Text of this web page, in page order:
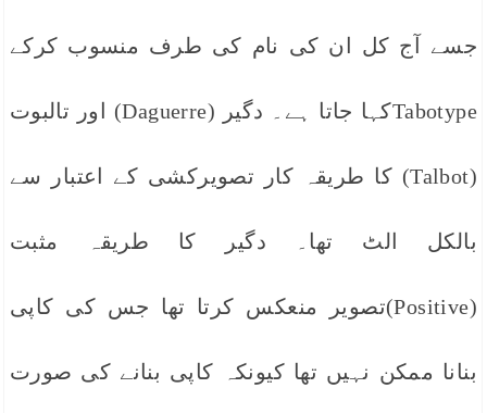
جسے آج کل ان کی نام کی طرف منسوب کرکے
Tabotypeکہا جاتا ہے۔ دگیر (Daguerre) اور تالبوت
(Talbot) کا طریقہ کار تصویرکشی کے اعتبار سے
بالکل الٹ تھا۔ دگیر کا طریقہ مثبت
(Positive)تصویر منعکس کرتا تھا جس کی کاپی
بنانا ممکن نہیں تھا کیونکہ کاپی بنانے کی صورت